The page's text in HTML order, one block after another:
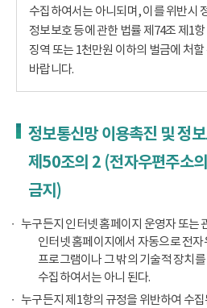
수집하여서는 아니되며, 이를 위반시
정보보호 등에 관한 법률 제74조 제1
징역 또는 1천만원 이하의 벌금에 처
바랍니다.
정보통신망 이용촉진 및 정
제50조의 2 (전자우편주소
금지)
누구든지 인터넷 홈페이지 운영자 또는
인터넷 홈페이지에서 자동으로 전
프로그램이나 그 밖의 기술적 장치
수집하여서는 아니 된다.
누구든지 제1항의 규정을 위반하여 수